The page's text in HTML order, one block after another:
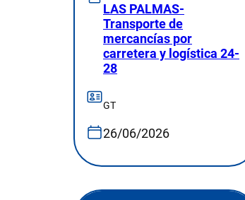
LAS PALMAS-
Transporte de
mercancías por
carretera y logística 24-
28
GT
26/06/2026